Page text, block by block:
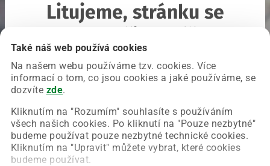
Také náš web používá cookies
Na našem webu používáme tzv. cookies. Více
informací o tom, co jsou cookies a jaké používáme, se
dozvíte zde.
Kliknutím na "Rozumím" souhlasíte s používáním
všech našich cookies. Po kliknutí na "Pouze nezbytné"
budeme používat pouze nezbytné technické cookies.
Kliknutím na "Upravit" můžete vybrat, které cookies
budeme používat.
Litujeme, stránku se
Chyba nastala na naší straně a už ji opravujeme.
Zkuste prosím znovu načíst požadovanou stránku.
Obnovit stránku Úvodní strana